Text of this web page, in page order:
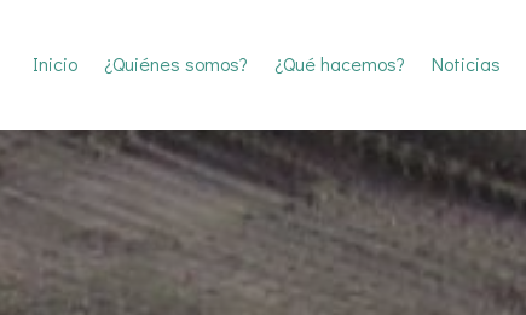
Inicio ¿Quiénes somos? ¿Qué hacemos? Noticias